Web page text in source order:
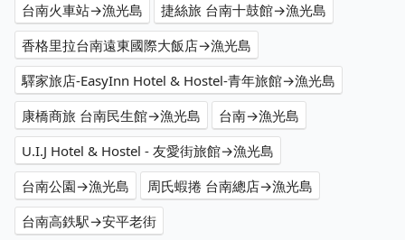
台南火車站→漁光島
捷絲旅 台南十鼓館→漁光島
香格里拉台南遠東國際大飯店→漁光島
驛家旅店-EasyInn Hotel & Hostel-青年旅館→漁光島
康橋商旅 台南民生館→漁光島
台南→漁光島
U.I.J Hotel & Hostel - 友愛街旅館→漁光島
台南公園→漁光島
周氏蝦捲 台南總店→漁光島
台南高鉄駅→安平老街